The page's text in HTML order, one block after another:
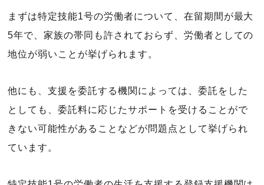
まずは特定技能1号の労働者について、在留期間が最大
5年で、家族の帯同も許されておらず、労働者としての
地位が弱いことが挙げられます。
他にも、支援を委託する機関によっては、委託をした
としても、委託料に応じたサポートを受けることがで
きない可能性があることなどが問題点として挙げられ
ています。